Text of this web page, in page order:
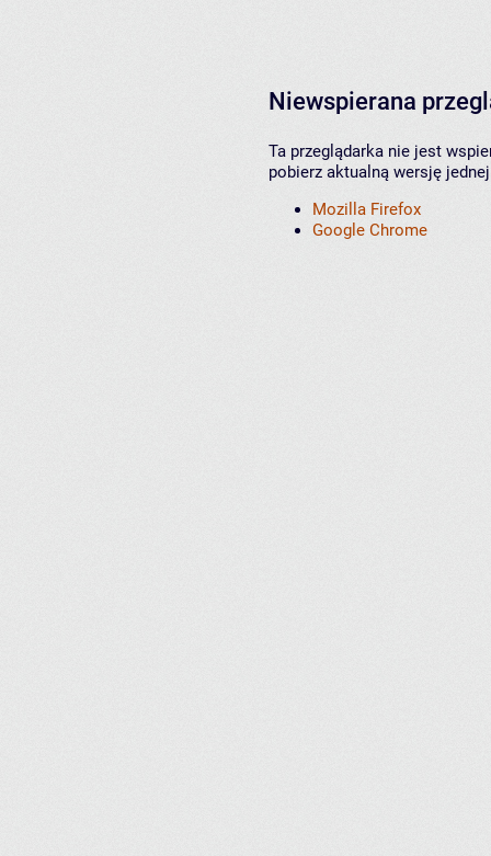
Niewspierana
Ta przeglądarka nie jest
pobierz aktualną wersję
Mozilla Firefox
Google Chrome